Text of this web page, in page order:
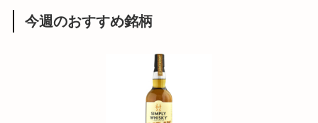
今週のおすすめ銘柄